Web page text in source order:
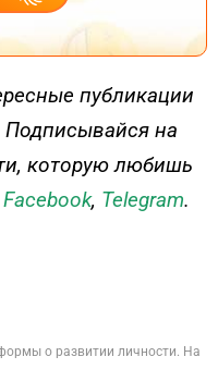
публикации
Подписывайся на
которую любишь
Facebook, Telegram.
о развитии личности. На